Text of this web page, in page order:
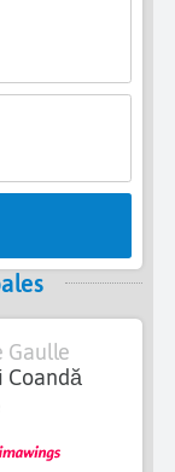
Gaulle
Coandă